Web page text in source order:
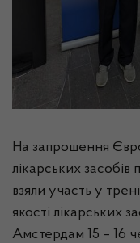
На запрошення
лікарських
взяли участь у
якості лікарських
Амстердам 15 – 16